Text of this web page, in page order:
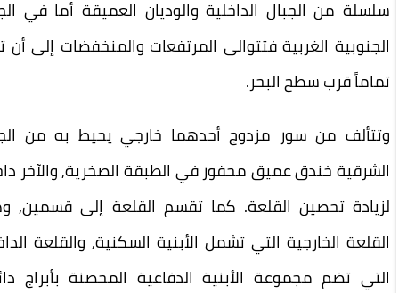
من الجبال الداخلية والوديان العميقة أما في الجهة
الغربية فتتوالى المرتفعات والمنخفضات إلى أن تزول
قرب سطح البحر.
من سور مزدوج أحدهما خارجي يحيط به من الجهة
خندق عميق محفور في الطبقة الصخرية, والآخر داخلي
تحصين القلعة. كما تقسم القلعة إلى قسمين, وهما
الخارجية التي تشمل الأبنية السكنية, والقلعة الداخلية
تضم مجموعة الأبنية الدفاعية المحصنة بأبراج دائرية